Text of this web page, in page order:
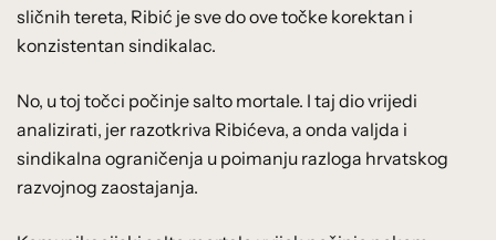
sličnih tereta, Ribić je sve do ove točke korektan i
konzistentan sindikalac.
No, u toj točci počinje salto mortale. I taj dio vrijedi
analizirati, jer razotkriva Ribićeva, a onda valjda i
sindikalna ograničenja u poimanju razloga hrvatskog
razvojnog zaostajanja.